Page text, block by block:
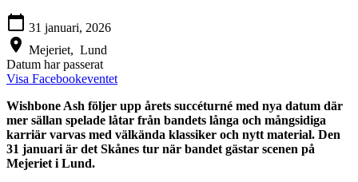
calendar_today 31 januari, 2026
location_on Mejeriet, Lund
Datum har passerat
Visa Facebookeventet
Wishbone Ash följer upp årets succéturné med nya datum där
mer sällan spelade låtar från bandets långa och mångsidiga
karriär varvas med välkända klassiker och nytt material. Den
31 januari är det Skånes tur när bandet gästar scenen på
Mejeriet i Lund.